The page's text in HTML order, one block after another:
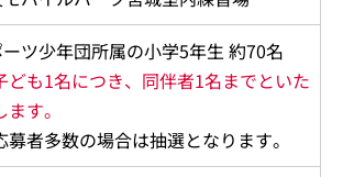
ーツ少年団所属の小学5年生 約70名
ども1名につき、同伴者1名までといた
ます。
募者多数の場合は抽選となります。